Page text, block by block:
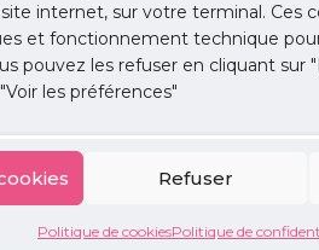
internet, sur votre terminal. Ces
et fonctionnement technique
pouvez les refuser en cliquant sur
les préférences"
Refuser
Politique de cookiesPolitique de
installés.
le mardi 20 novembre 2018.